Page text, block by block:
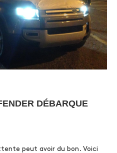
DÉBARQUE
peut avoir du bon. Voici